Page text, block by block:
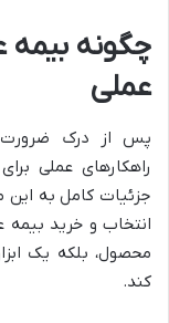
چگونه بیمه
عملی
پس از درک
راهکارهای عملی
جزئیات کامل به این
انتخاب و خرید بیمه
محصول، بلکه یک
کند.